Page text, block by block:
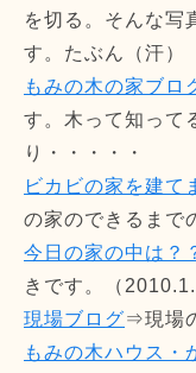
を切る。そんな写
す。たぶん（汗）
もみの木の家ブロ
す。木って知って
り・・・・・
ビカビの家を建て
の家のできるまで
今日の家の中は？
きです。（
現場ブログ⇒現場
もみの木ハウス・